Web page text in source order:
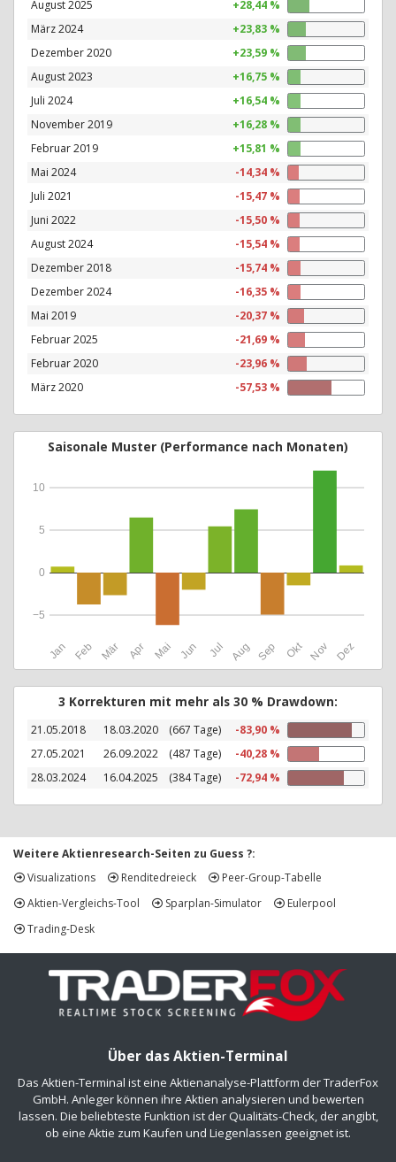
August 2025
+28,44 %
März 2024
+23,83 %
Dezember 2020
+23,59 %
August 2023
+16,75 %
Juli 2024
+16,54 %
November 2019
+16,28 %
Februar 2019
+15,81 %
Mai 2024
-14,34 %
Juli 2021
-15,47 %
Juni 2022
-15,50 %
August 2024
-15,54 %
Dezember 2018
-15,74 %
Dezember 2024
-16,35 %
Mai 2019
-20,37 %
Februar 2025
-21,69 %
Februar 2020
-23,96 %
März 2020
-57,53 %
Saisonale Muster (Performance nach Monaten)
Jan Feb Mär Apr Mai Jun Jul Aug Sep Okt Nov Dez
−5
0
5
10
3 Korrekturen mit mehr als 30 % Drawdown:
21.05.2018 18.03.2020 (667 Tage)
-83,90 %
27.05.2021
26.09.2022 (487 Tage)
-40,28 %
28.03.2024
16.04.2025 (384 Tage) -72,94 %
Weitere Aktienresearch-Seiten zu Guess ?:
Visualizations
Renditedreieck
Peer-Group-Tabelle
Aktien-Vergleichs-Tool
Sparplan-Simulator
Eulerpool
Trading-Desk
Über das Aktien-Terminal
Das Aktien-Terminal ist eine Aktienanalyse-Plattform der TraderFox
GmbH. Anleger können ihre Aktien analysieren und bewerten
lassen. Die beliebteste Funktion ist der Qualitäts-Check, der angibt,
ob eine Aktie zum Kaufen und Liegenlassen geeignet ist.